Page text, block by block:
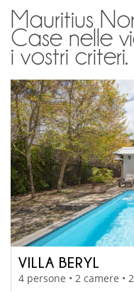
Mauritius
Case nelle
i vostri criteri.
VILLA BERYL
4 persone • 2 camere •